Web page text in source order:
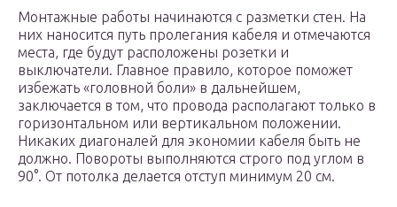
Монтажные работы начинаются с разметки стен. На
них наносится путь пролегания кабеля и отмечаются
места, где будут расположены розетки и
выключатели. Главное правило, которое поможет
избежать «головной боли» в дальнейшем,
заключается в том, что провода располагают только в
горизонтальном или вертикальном положении.
Никаких диагоналей для экономии кабеля быть не
должно. Повороты выполняются строго под углом в
90°. От потолка делается отступ минимум 20 см.